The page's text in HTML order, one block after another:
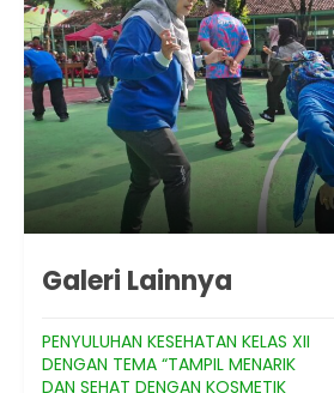
Galeri Lainnya
PENYULUHAN KESEHATAN KELAS XII
DENGAN TEMA “TAMPIL MENARIK
DAN SEHAT DENGAN KOSMETIK